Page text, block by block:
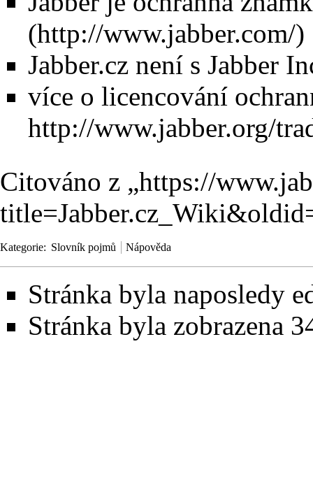
Jabber.cz není s Jabber
více o licencování
http://www.jabber.org/
Citováno z „https://
Kategorie: Slovník pojmů Nápověda
Stránka byla naposledy
Stránka byla zobrazena